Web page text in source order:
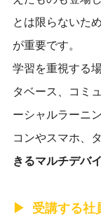
とは限らないため
が重要です。
学習を重視する
タベース、コミ
ーシャルラーニ
コンやスマホ、
きるマルチデバ
受講する社